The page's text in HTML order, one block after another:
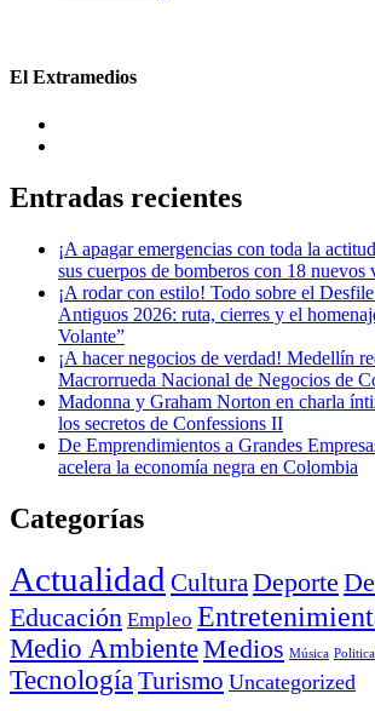
El Extramedios
Entradas recientes
¡A apagar emergencias con toda la
sus cuerpos de bomberos con 18 nuevos
¡A rodar con estilo! Todo sobre el
Antiguos 2026: ruta, cierres y el
Volante”
¡A hacer negocios de verdad! Medellín
Macrorrueda Nacional de Negocios de
Madonna y Graham Norton en charla
los secretos de Confessions II
De Emprendimientos a Grandes
acelera la economía negra en Colombia
Categorías
Actualidad Cultura Deporte
Educación Empleo
Medio AmbienteMedios Música Politica
Tecnología Turismo Uncategorized